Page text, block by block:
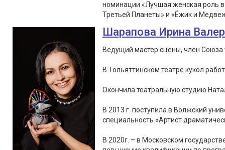
номинации «Лучшая женская роль в
Третьей Планеты» и «Ёжик и
Шарапова Ирина
Ведущий мастер сцены, член Союза
В Тольяттинском театре кукол
Окончила театральную студию
В 2013 г. поступила в Волжский
специальность «Артист
В 2020г. – в Московском